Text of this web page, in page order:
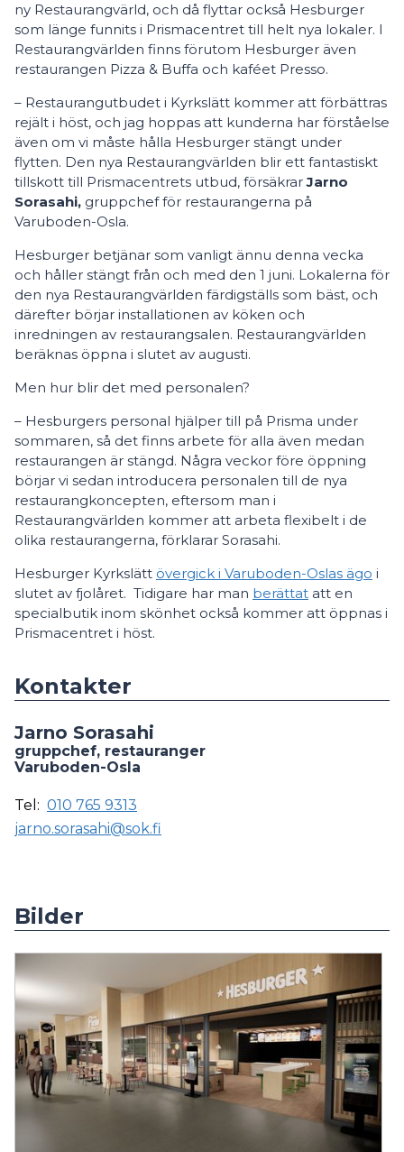
ny Restaurangvärld, och då flyttar också Hesburger
som länge funnits i Prismacentret till helt nya lokaler. I
Restaurangvärlden finns förutom Hesburger även
restaurangen Pizza & Buffa och kaféet Presso.
– Restaurangutbudet i Kyrkslätt kommer att förbättras
rejält i höst, och jag hoppas att kunderna har förståelse
även om vi måste hålla Hesburger stängt under
flytten. Den nya Restaurangvärlden blir ett fantastiskt
tillskott till Prismacentrets utbud, försäkrarJarno
Sorasahi, gruppchef för restaurangerna på
Varuboden-Osla.
Hesburger betjänar som vanligt ännu denna vecka
och håller stängt från och med den 1 juni. Lokalerna för
den nya Restaurangvärlden färdigställs som bäst, och
därefter börjar installationen av köken och
inredningen av restaurangsalen. Restaurangvärlden
beräknas öppna i slutet av augusti.
Men hur blir det med personalen?
– Hesburgers personal hjälper till på Prisma under
sommaren, så det finns arbete för alla även medan
restaurangen är stängd. Några veckor före öppning
börjar vi sedan introducera personalen till de nya
restaurangkoncepten, eftersom man i
Restaurangvärlden kommer att arbeta flexibelt i de
olika restaurangerna, förklarar Sorasahi.
Hesburger Kyrkslätt övergick i Varuboden-Oslas ägo i
slutet av fjolåret. Tidigare har man berättat att en
specialbutik inom skönhet också kommer att öppnas i
Prismacentret i höst.
Kontakter
Jarno Sorasahi
gruppchef, restauranger
Varuboden-Osla
Tel: 010 765 9313
jarno.sorasahi@sok.fi
Bilder